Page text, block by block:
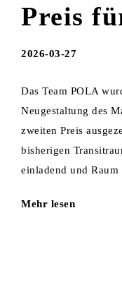
Preis
2026-03-27
Das Team POLA
Neugestaltung des
zweiten Preis
bisherigen
einladend und
Mehr lesen